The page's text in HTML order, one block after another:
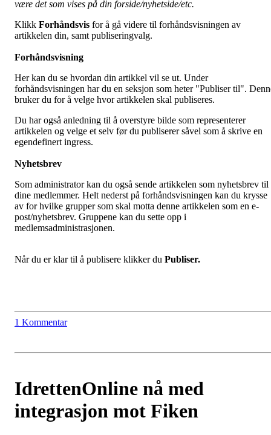
være det som vises på din forside/nyhetside/etc.
Klikk Forhåndsvis for å gå videre til forhåndsvisningen av
artikkelen din, samt publiseringvalg.
Forhåndsvisning
Her kan du se hvordan din artikkel vil se ut. Under
forhåndsvisningen har du en seksjon som heter "Publiser til".
bruker du for å velge hvor artikkelen skal publiseres.
Du har også anledning til å overstyre bilde som representerer
artikkelen og velge et selv før du publiserer såvel som å skrive en
egendefinert ingress.
Nyhetsbrev
Som administrator kan du også sende artikkelen som nyhetsbrev til
dine medlemmer. Helt nederst på forhåndsvisningen kan du krysse
av for hvilke grupper som skal motta denne artikkelen som en e-
post/nyhetsbrev. Gruppene kan du sette opp i
medlemsadministrasjonen.
Når du er klar til å publisere klikker du Publiser.
1 Kommentar
IdrettenOnline nå med
integrasjon mot Fiken